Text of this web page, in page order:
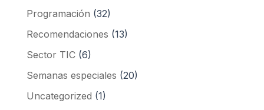
Programación (32)
Recomendaciones (13)
Sector TIC(6)
Semanas especiales (20)
Uncategorized (1)